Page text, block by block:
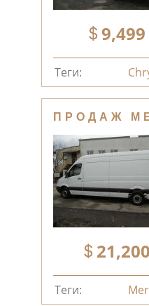
9,499
Теги:
ПРОДАЖ
21,200
Теги: